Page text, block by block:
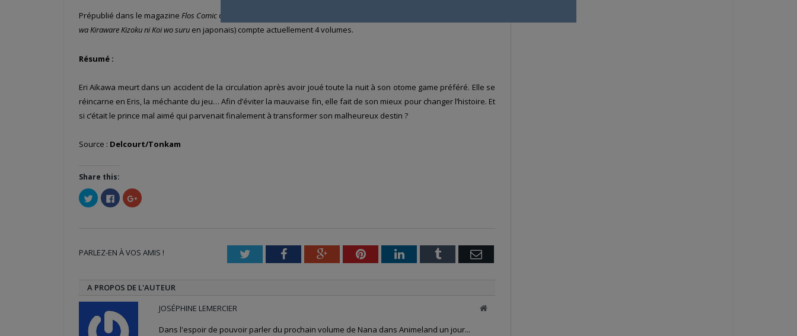
Prépublié dans le magazine Flos Comic de
wa Kiraware Kizoku ni Koi wo suru en japonais) compte actuellement 4 volumes.
Résumé :
Eri Aikawa meurt dans un accident de la circulation après avoir joué toute la nuit à son otome game préféré. Elle se
réincarne en Eris, la méchante du jeu… Afin d’éviter la mauvaise fin, elle fait de son mieux pour changer l’histoire. Et
si c’était le prince mal aimé qui parvenait finalement à transformer son malheureux destin ?
Source : Delcourt/Tonkam
Share this:
Cliquez
pour
partager
fenêtre)
Cliquez
pour
partager
fenêtre)
Cliquez
pour
nouvelle
PARLEZ-EN À VOS AMIS ! TwitterFacebookGoogle+PinterestLinkedInTumblr Email
A PROPOS DE L'AUTEUR
JOSÉPHINE LEMERCIER
Site
Dans l'espoir de pouvoir parler du prochain volume de Nana dans Animeland un jour...